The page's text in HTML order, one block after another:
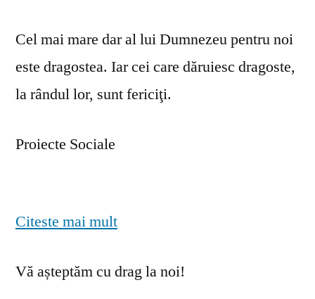
Cel mai mare dar al lui Dumnezeu pentru noi
este dragostea. Iar cei care dăruiesc dragoste,
la rândul lor, sunt fericiţi.
Proiecte Sociale
Citeste mai mult
Vă așteptăm cu drag la noi!